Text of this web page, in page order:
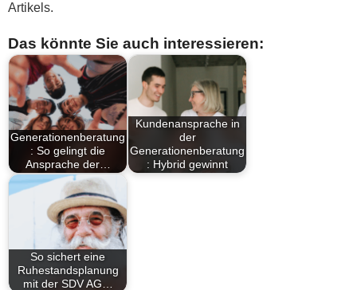
Artikels.
Das könnte Sie auch interessieren:
Generationenberatung
: So gelingt die
Ansprache der…
Kundenansprache in
der
Generationenberatung
: Hybrid gewinnt
So sichert eine
Ruhestandsplanung
mit der SDV AG…